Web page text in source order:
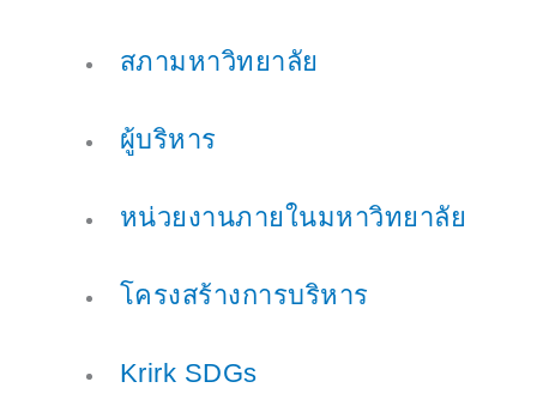
สภามหาวิทยาลัย
ผู้บริหาร
หน่วยงานภายในมหาวิทยาลัย
โครงสร้างการบริหาร
Krirk SDGs